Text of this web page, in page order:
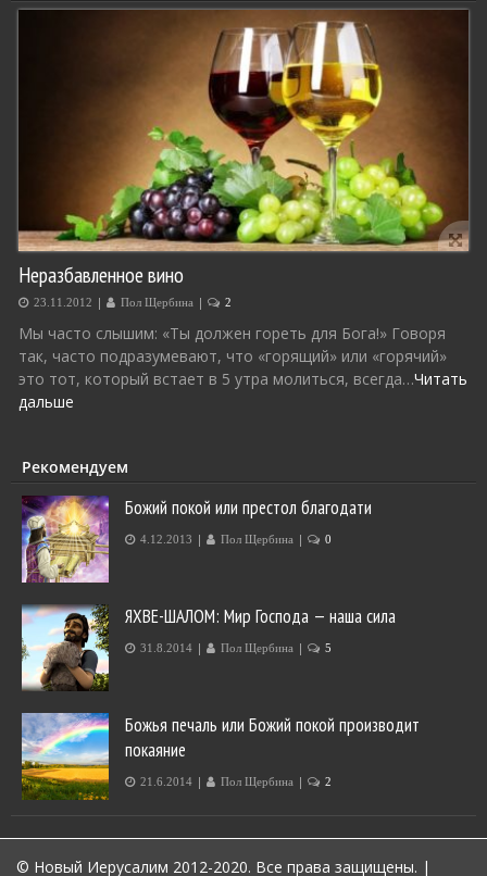
Неразбавленное вино
23.11.2012 | Пол Щербина | 2
Мы часто слышим: «Ты должен гореть для Бога!» Говоря
так, часто подразумевают, что «горящий» или «горячий»
это тот, который встает в 5 утра молиться, всегда…Читать
дальше
Рекомендуем
Божий покой или престол благодати
4.12.2013 | Пол Щербина | 0
ЯХВЕ-ШАЛОМ: Мир Господа — наша сила
31.8.2014 | Пол Щербина | 5
Божья печаль или Божий покой производит
покаяние
21.6.2014 | Пол Щербина | 2
© Новый Иерусалим 2012-2020. Все права защищены. |